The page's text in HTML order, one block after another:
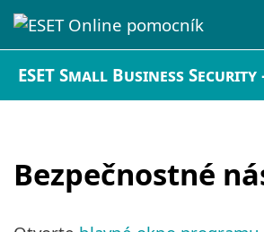
ESET Small Business Security
Bezpečnostné